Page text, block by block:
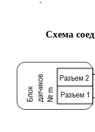
Схема